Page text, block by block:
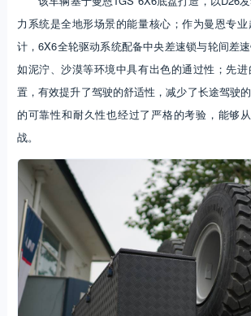
力系统是全地形场景的能量核心；作为曼恩专
计，6X6全轮驱动系统配备中央差速锁与轮间差
如泥泞、沙漠等环境中具有出色的通过性；先
置，有效提升了驾驶的舒适性，减少了长途驾驶
的可靠性和耐久性也经过了严格的考验，能够
战。